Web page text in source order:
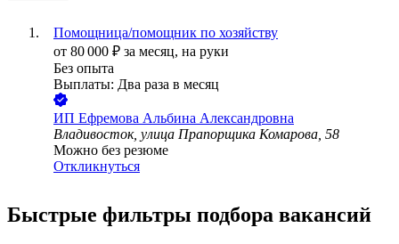
Помощница/помощник по хозяйству
от 80 000 ₽ за месяц, на руки
Без опыта
Выплаты: Два раза в месяц
ИП Ефремова Альбина Александровна
Владивосток, улица Прапорщика Комарова, 58
Можно без резюме
Откликнуться
Быстрые фильтры подбора вакансий